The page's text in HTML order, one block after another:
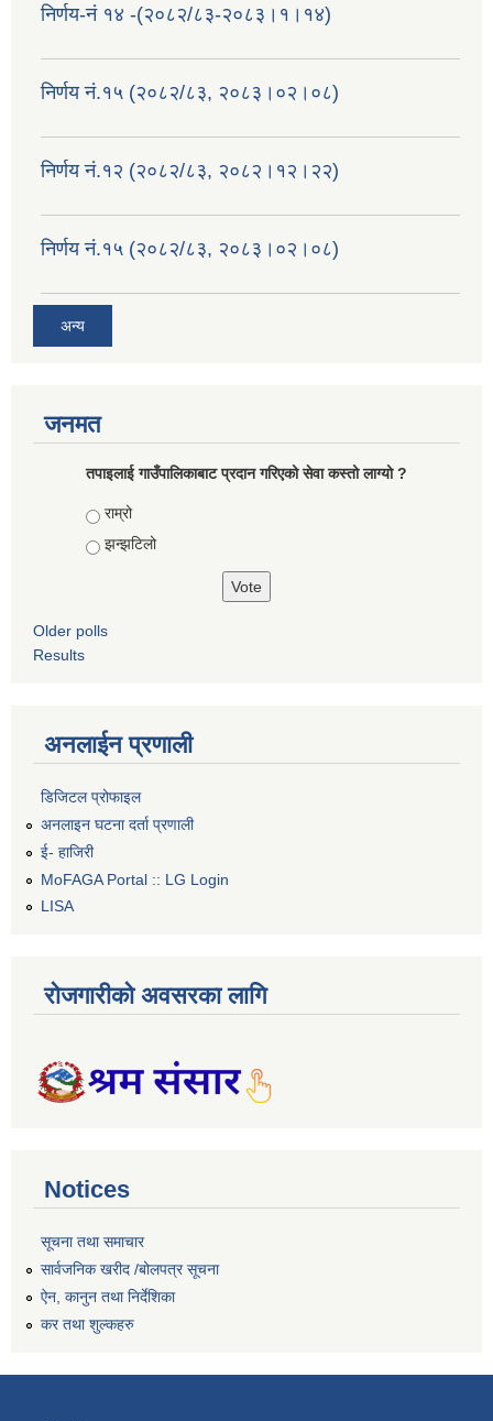
निर्णय-नं १४ -(२०८२/८३-२०८३।१।१४)
निर्णय नं.१५ (२०८२/८३, २०८३।०२।०८)
निर्णय नं.१२ (२०८२/८३, २०८२।१२।२२)
निर्णय नं.१५ (२०८२/८३, २०८३।०२।०८)
अन्य
जनमत
तपाइलाई गाउँपालिकाबाट प्रदान गरिएको सेवा कस्तो लाग्यो ?
Choices
राम्रो
झन्झटिलो
Older polls
Results
अनलाईन प्रणाली
डिजिटल प्रोफाइल
अनलाइन घटना दर्ता प्रणाली
ई- हाजिरी
MoFAGA Portal :: LG Login
LISA
रोजगारीको अवसरका लागि
Notices
सूचना तथा समाचार
सार्वजनिक खरीद /बोलपत्र सूचना
ऐन, कानुन तथा निर्देशिका
कर तथा शुल्कहरु